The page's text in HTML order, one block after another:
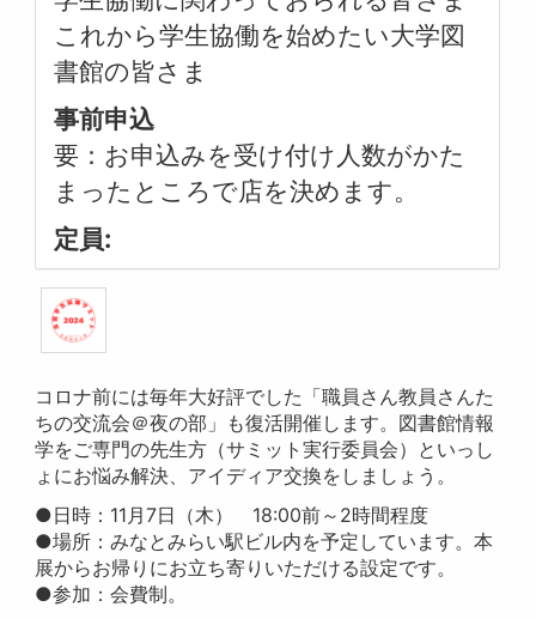
これから学生協働を始めたい大学図
書館の皆さま
事前申込
要：お申込みを受け付け人数がかた
まったところで店を決めます。
定員:
コロナ前には毎年大好評でした「職員さん教員さんた
ちの交流会＠夜の部」も復活開催します。図書館情報
学をご専門の先生方（サミット実行委員会）といっし
ょにお悩み解決、アイディア交換をしましょう。
●日時：11月7日（木） 18:00前～2時間程度
●場所：みなとみらい駅ビル内を予定しています。本
展からお帰りにお立ち寄りいただける設定です。
●参加：会費制。